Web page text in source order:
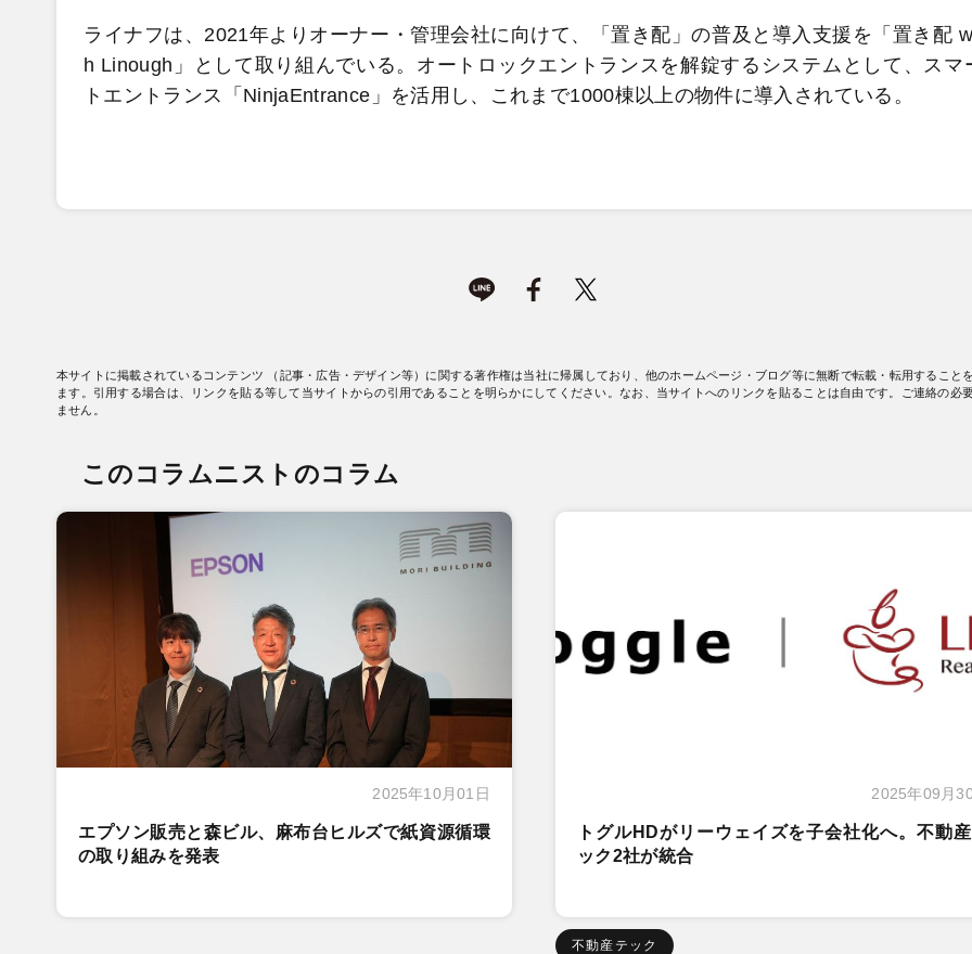
ライナフは、2021年よりオーナー・管理会社に向けて、「置き配」の普及と導入支援を「置き配
h Linough」として取り組んでいる。オートロックエントランスを解錠するシステムとして、スマ
トエントランス「NinjaEntrance」を活用し、これまで1000棟以上の物件に導入されている。
本サイトに掲載されているコンテンツ （記事・広告・デザイン等）に関する著作権は当社に帰属しており、他のホームページ・ブログ等に無断で転載・転用すること
ます。引用する場合は、リンクを貼る等して当サイトからの引用であることを明らかにしてください。なお、当サイトへのリンクを貼ることは自由です。ご連絡の必
ません。
このコラムニストのコラム
2025年10月01日
エプソン販売と森ビル、麻布台ヒルズで紙資源循環
の取り組みを発表
2025年09月
トグルHDがリーウェイズを子会社化へ。不動
ック2社が統合
不動産テック